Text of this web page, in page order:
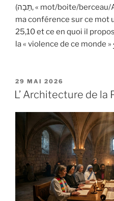
(תֵּבָה, « mot/boite/berceau/Arche »), d’aller consulter
ma conférence sur ce mot
25,10 et ce en quoi il
la « violence de ce monde »
PUBLIÉ
LE
29 MAI 2026
L’ Architecture de la